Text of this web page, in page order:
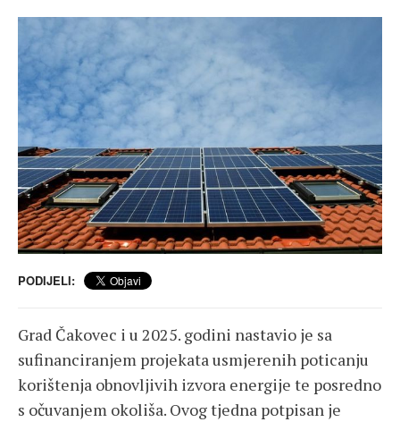
PODIJELI:
Grad Čakovec i u 2025. godini nastavio je sa
sufinanciranjem projekata usmjerenih poticanju
korištenja obnovljivih izvora energije te posredno
s očuvanjem okoliša. Ovog tjedna potpisan je